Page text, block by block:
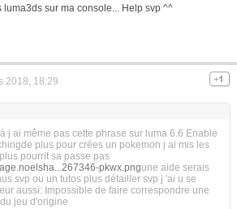
luma3ds sur ma console... Help svp ^^
2018, 18:29
j ai même pas cette phrase sur luma 6.6 Enable
plus pour crées un pokemon j ai mis les
pourrit sa passe pas
pkwx.pngune aide serais
svp ou un tutos plus détailler svp j 'ai u se
aussi: Impossible de faire correspondre une
jeu d'origine